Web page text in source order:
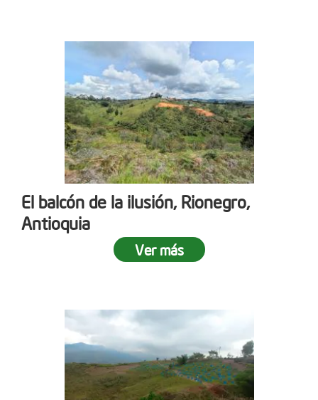
El balcón de la ilusión, Rionegro,
Antioquia
Ver más